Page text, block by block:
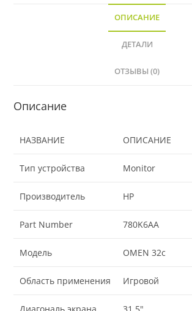
ОПИСАНИЕ
ДЕТАЛИ
ОТЗЫВЫ (0)
Описание
НАЗВАНИЕ ОПИСАНИЕ
Тип устройства Monitor
Производитель HP
Part Number 780K6AA
Модель OMEN 32c
Область применения Игровой